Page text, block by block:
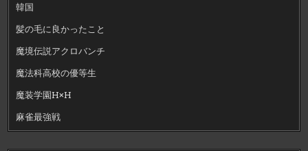
韓国
髪の毛に良かったこと
魔境伝説アクロバンチ
魔法科高校の優等生
魔装学園H×H
麻雀最強戦